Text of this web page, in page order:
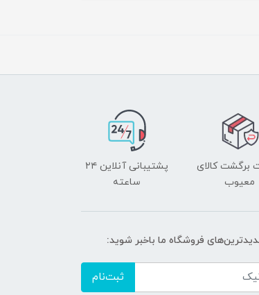
برگشت کالای
معیوب
پشتیبانی آنلاین ۲۴
ساعته
فروشگاه ما باخبر شوید:
ثبت‌نام